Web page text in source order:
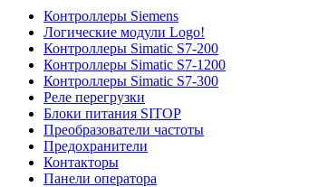
Контроллеры Siemens
Логические модули Logo!
Контроллеры Simatic S7-200
Контроллеры Simatic S7-1200
Контроллеры Simatic S7-300
Реле перегрузки
Блоки питания SITOP
Преобразователи частоты
Предохранители
Контакторы
Панели оператора